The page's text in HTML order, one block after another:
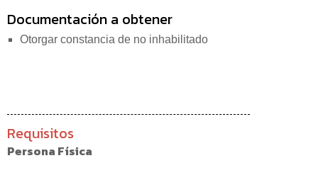
Documentación a obtener
Otorgar constancia de no inhabilitado
Requisitos
Persona Física